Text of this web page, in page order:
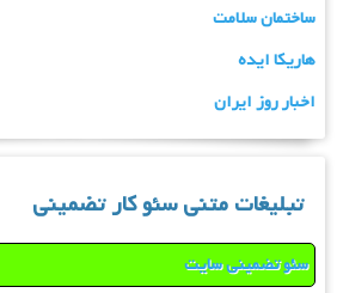
ساختمان سلامت
هاریکا ایده
اخبار روز ایران
تبلیغات متنی سئو کار تضمینی
سئو تضمینی سایت